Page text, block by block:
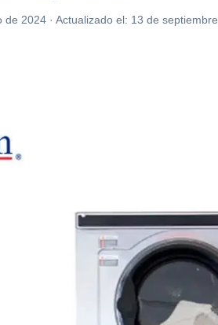
de 2024 · Actualizado el: 13 de